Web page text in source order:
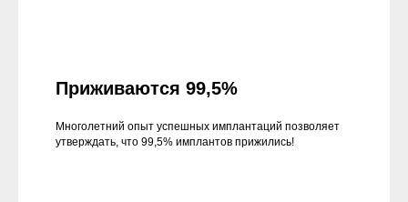
Приживаются 99,5%
Многолетний опыт успешных имплантаций позволяет
утверждать, что 99,5% имплантов прижились!